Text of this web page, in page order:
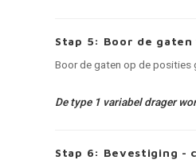
Stap 5: Boor de
Boor de gaten op de posities
De type 1 variabel drager
Stap 6: Bevestiging -